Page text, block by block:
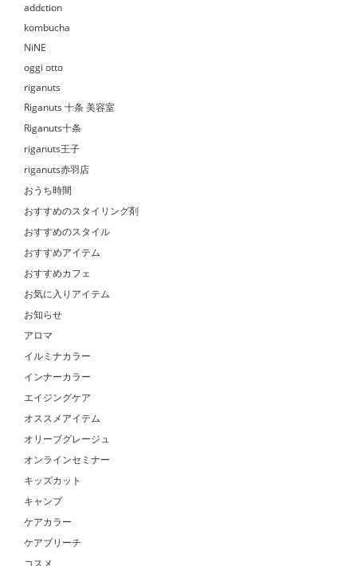
addction
kombucha
NiNE
oggi otto
riganuts
Riganuts 十条 美容室
Riganuts十条
riganuts王子
riganuts赤羽店
おうち時間
おすすめのスタイリング剤
おすすめのスタイル
おすすめアイテム
おすすめカフェ
お気に入りアイテム
お知らせ
アロマ
イルミナカラー
インナーカラー
エイジングケア
オススメアイテム
オリーブグレージュ
オンラインセミナー
キッズカット
キャンプ
ケアカラー
ケアブリーチ